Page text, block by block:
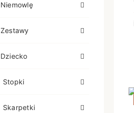
Niemowlę
Zestawy
Dziecko
Stopki
Skarpetki